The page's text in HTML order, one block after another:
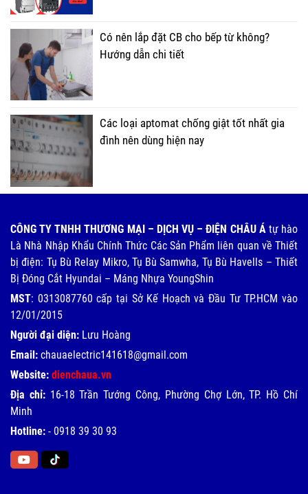
Có nên lắp đặt CB cho bếp từ không?
Hướng dẫn chi tiết
Các loại aptomat chống giật tốt nhất gia
đình nên dùng hiện nay
CÔNG TY TNHH THƯƠNG MẠI – DỊCH VỤ – ĐIỆN CHÂU Á tự hào
Là Nhà Nhập Khẩu Chính Thức Các Sản Phẩm liên quan về Thiết
bị điện: Tụ Bù Relay Mikro, Tụ Bù Samwha, Tụ Bù Havells – Thiết
Bị Đóng Cắt Hyundai – Máng Nhựa YoungShin
MST: 0313087760 cấp tại Sở Kế Hoạch và Đầu Tư TP.HCM vào
12/01/2015
Người đại diện: Lưu Hoàng
Email: chauaelectric141618@gmail.com
Website: dienchaua.vn
Địa chỉ: 16-18 Trần Tướng Công, Phường Chợ Lớn, TP. Hồ Chí
Minh
Hotline: - 0918 39 30 93